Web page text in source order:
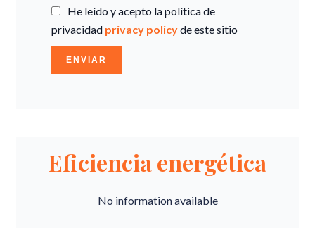
He leído y acepto la política de
privacidad privacy policyde este sitio
ENVIAR
Eficiencia energética
No information available